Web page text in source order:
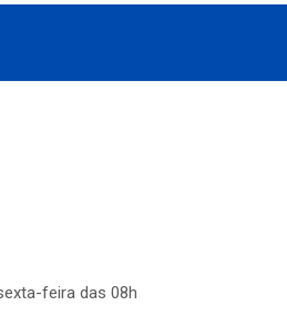
feira das 08h